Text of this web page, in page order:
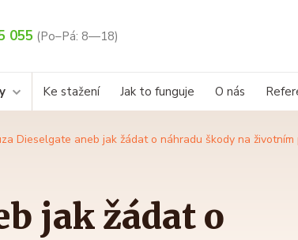
055 (Po–Pá: 8—18)
Ke stažení Jak to funguje O nás
Dieselgate aneb jak žádat o náhradu škody na
jak žádat o